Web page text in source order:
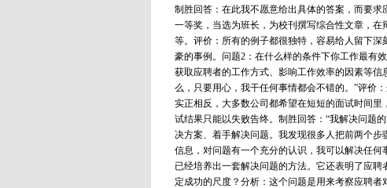
制胜回答：在此我不愿意给出具体的答案，而要
一等奖，当选为班长，为校刊撰写综合性文章，
等。评价：所有的例子都很独特，容易给人留下
豪的事例。问题2：在什么样的条件下你工作最有
获取应聘者的工作方式、影响工作效率的因素等
么，只要用心，我干任何事情都会不错的。”评价
实正相反，大多数公司都希望在短短的面试时间
试结果只能以失败告终。制胜回答：“我解决问题
决方案、着手解决问题。我发现很多人把前两个
信息，对问题有一个充分的认识，我可以解决任何
已经培养出一套解决问题的方法。它还表明了应
定成功的尺度？分析：这个问题是用来考察应聘